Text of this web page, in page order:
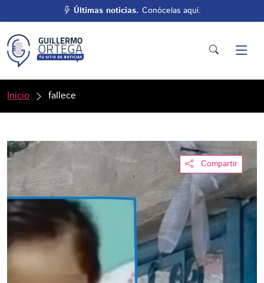
Últimas noticias. Conócelas aquí.
Inicio fallece
Compartir